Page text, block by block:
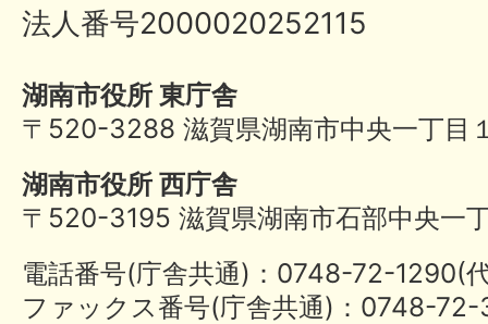
法人番号2000020252115
湖南市役所 東庁舎
〒520-3288 滋賀県湖南市中央一丁目
湖南市役所 西庁舎
〒520-3195 滋賀県湖南市石部中央一
電話番号(庁舎共通)：0748-72-
ファックス番号(庁舎共通)：0748-